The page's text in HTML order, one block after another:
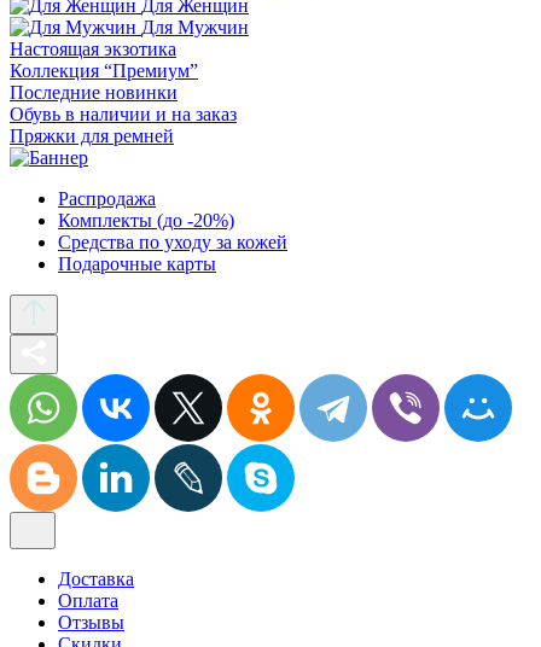
Для Женщин
Для Мужчин
Настоящая экзотика
Коллекция “Премиум”
Последние новинки
Обувь в наличии и на заказ
Пряжки для ремней
Распродажа
Комплекты (до -20%)
Средства по уходу за кожей
Подарочные карты
Доставка
Оплата
Отзывы